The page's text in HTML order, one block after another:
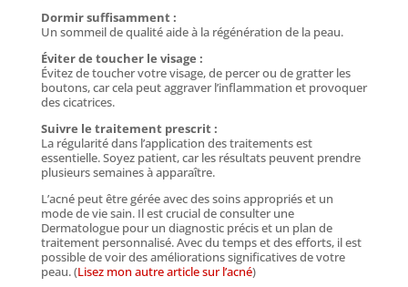
Dormir suffisamment :
Un sommeil de qualité aide à la régénération de la peau.
Éviter de toucher le visage :
Évitez de toucher votre visage, de percer ou de gratter les
boutons, car cela peut aggraver l’inflammation et provoquer
des cicatrices.
Suivre le traitement prescrit :
La régularité dans l’application des traitements est
essentielle. Soyez patient, car les résultats peuvent prendre
plusieurs semaines à apparaître.
L’acné peut être gérée avec des soins appropriés et un
mode de vie sain. Il est crucial de consulter une
Dermatologue pour un diagnostic précis et un plan de
traitement personnalisé. Avec du temps et des efforts, il est
possible de voir des améliorations significatives de votre
peau. (Lisez mon autre article sur l’acné)